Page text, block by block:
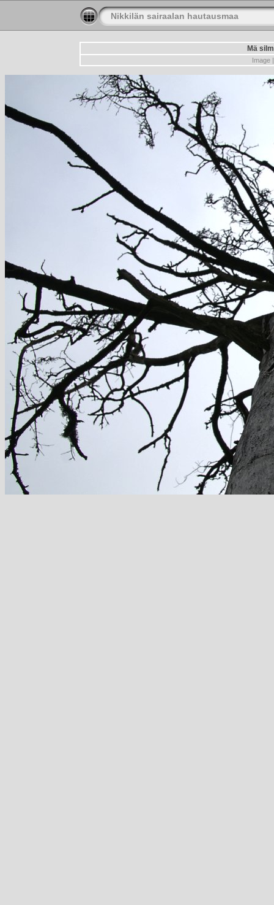
Nikkilän sairaalan hautausmaa
Mä
Image |